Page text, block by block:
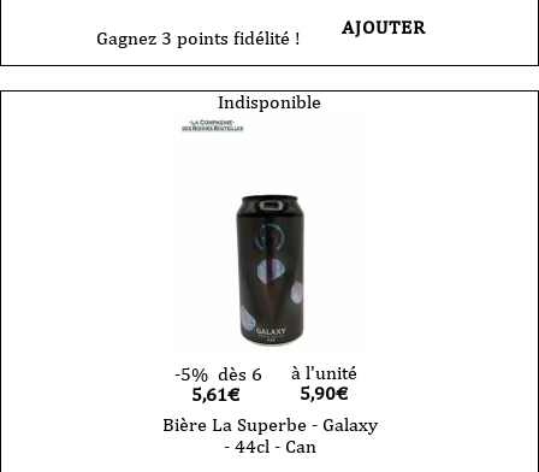
Gagnez 3 points fidélité ! AJOUTER
Indisponible
-5% dès 6
5,61€
à l'unité
5,90€
Bière La Superbe - Galaxy
- 44cl - Can